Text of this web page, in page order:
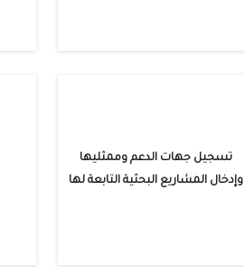
تسجيل جهات الدعم وممثليها
وإدخال المشاريع البحثية التابعة لها